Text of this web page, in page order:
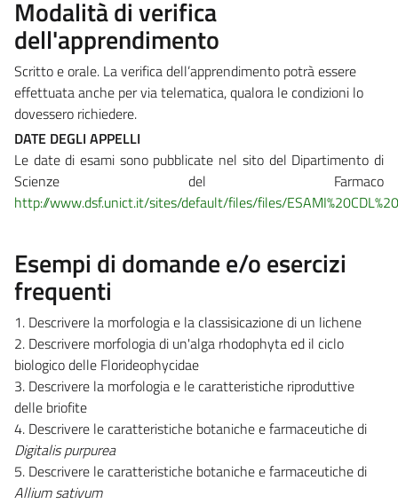
Modalità di verifica
dell'apprendimento
Scritto e orale. La verifica dell’apprendimento potrà essere
effettuata anche per via telematica, qualora le condizioni lo
dovessero richiedere.
DATE DEGLI APPELLI
Le date di esami sono pubblicate nel sito del Dipartimento di
Scienze del Farmaco
http://www.dsf.unict.it/sites/default/files/files/
Esempi di domande e/o esercizi
frequenti
1. Descrivere la morfologia e la classisicazione di un lichene
2. Descrivere morfologia di un'alga rhodophyta ed il ciclo
biologico delle Florideophycidae
3. Descrivere la morfologia e le caratteristiche riproduttive
delle briofite
4. Descrivere le caratteristiche botaniche e farmaceutiche di
Digitalis purpurea
5. Descrivere le caratteristiche botaniche e farmaceutiche di
Allium sativum